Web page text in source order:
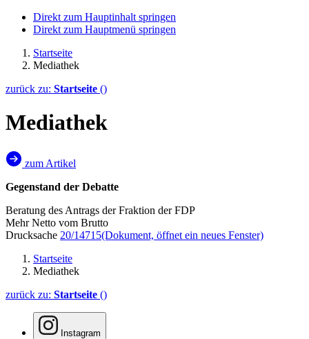
Direkt zum Hauptinhalt springen
Direkt zum Hauptmenü springen
Startseite
Mediathek
zurück zu: Startseite ()
Mediathek
zum Artikel
Gegenstand der Debatte
Beratung des Antrags der Fraktion der FDP
Mehr Netto vom Brutto
Drucksache 20/14715(Dokument, öffnet ein neues Fenster)
Startseite
Mediathek
zurück zu: Startseite ()
Instagram